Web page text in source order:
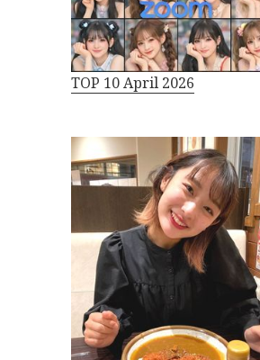
TOP 10 April 2026